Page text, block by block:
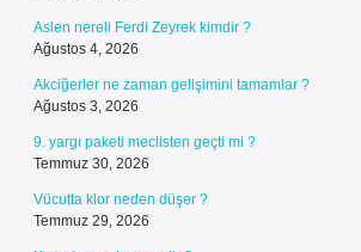
Aslen nereli Ferdi Zeyrek kimdir ?
Ağustos 4, 2026
Akciğerler ne zaman gelişimini tamamlar ?
Ağustos 3, 2026
9. yargı paketi meclisten geçti mi ?
Temmuz 30, 2026
Vücutta klor neden düşer ?
Temmuz 29, 2026